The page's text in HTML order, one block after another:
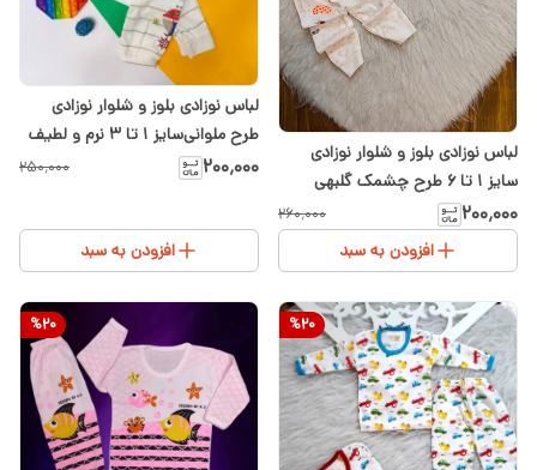
لباس نوزادی بلوز و شلوار نوزادی
سایز 1 تا ۶ طرح چشمک گلبهی
۲۰۰٬۰۰۰ ۲۶۰٬۰۰۰
افزودن به سبد
لباس نوزادی بلوز و شلوار نوزادی
طرح ملوانی‌سایز ۱ تا ۳ نرم و لطیف
۲۰۰٬۰۰۰ ۲۵۰٬۰۰۰
افزودن به سبد
%20
%20